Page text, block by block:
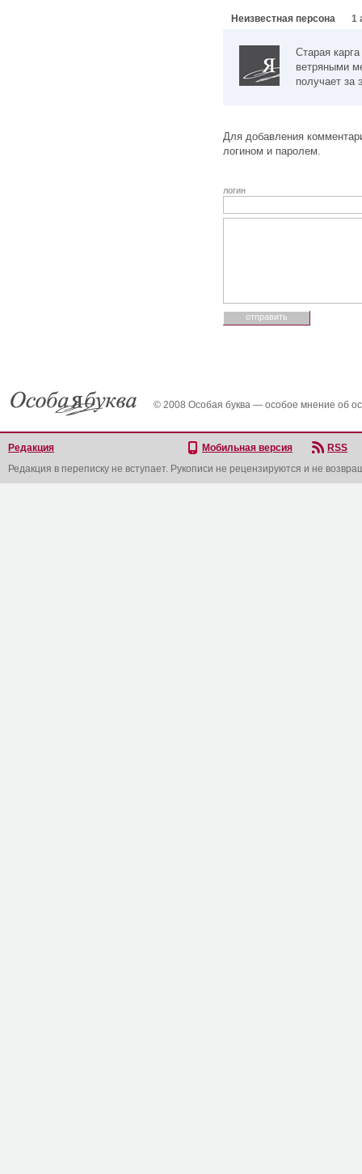
Неизвестная персона 1
Старая
ветряными
получает за
Для добавления
логином и паролем.
логин
© 2008 Особая буква — особое мнение об
Редакция Мобильная версия
RSS
Редакция в переписку не вступает. Рукописи не рецензируются и не